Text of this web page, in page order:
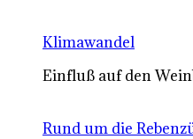
Klimawandel
Einfluß auf den
Rund um die